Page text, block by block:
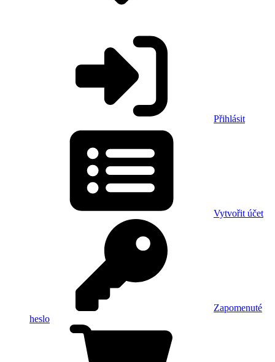
Přihlásit
Vytvořit účet
Zapomenuté
heslo